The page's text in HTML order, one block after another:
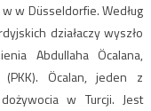
w Düsseldorfie. Według
działaczy wyszło
Abdullaha Öcalana,
(PKK). Öcalan, jeden z
w Turcji. Jest